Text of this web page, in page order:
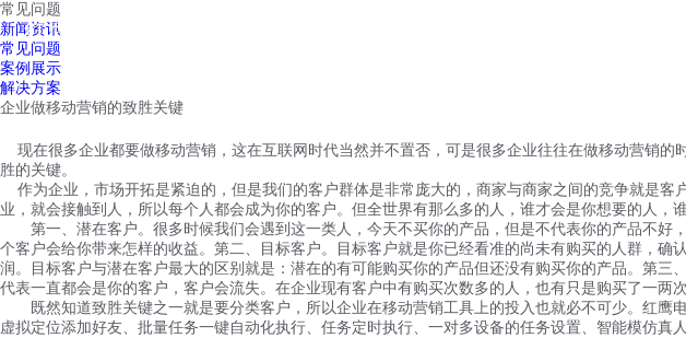
红鹰工作手机
常见问题
新闻资讯
常见问题
案例展示
解决方案
企业做移动营销的致胜关键
现在很多企业都要做移动营销，这在互联网时代当然并不置否，可是很多企业往往在做移动营销
胜的关键。
作为企业，市场开拓是紧迫的，但是我们的客户群体是非常庞大的，商家与商家之间的竞争就是
业，就会接触到人，所以每个人都会成为你的客户。但全世界有那么多的人，谁才会是你想要的人，
第一、 潜在客户。很多时候我们会遇到这一类人，今天不买你的产品，但是不代表你的产品不
个客户会给你带来怎样的收益。第二、目标客户。目标客户就是你已经看准的尚未有购买的人群，
润。目标客户与潜在客户最大的区别就是：潜在的有可能购买你的产品但还没有购买你的产品。第
代表一直都会是你的客户，客户会流失。在企业现有客户中有购买次数多的人，也有只是购买了一
既然知道致胜关键之一就是要分类客户，所以企业在移动营销工具上的投入也就必不可少。红鹰
虚拟定位添加好友、批量任务一键自动化执行、任务定时执行、一对多设备的任务设置、智能模仿真